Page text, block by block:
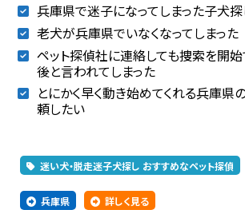
兵庫県で迷子になってしまった子犬探
老犬が兵庫県でいなくなってしまった
ペット探偵社に連絡しても捜索を開
後と言われてしまった
とにかく早く動き始めてくれる兵庫県
頼したい
迷い犬・脱走迷子犬探し おすすめなペット探偵
兵庫県 詳しく見る